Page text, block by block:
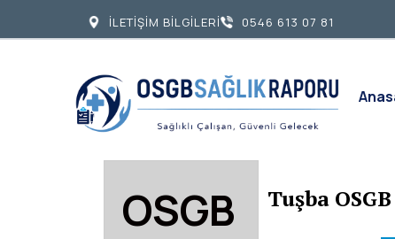
OSGB
Tuşba
İLETİŞİM BİLGİLERİ 0546 613 07 81